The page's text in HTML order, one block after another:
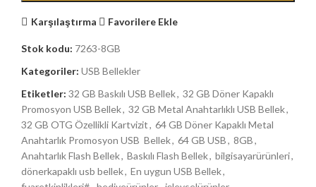
Karşılaştırma Favorilere Ekle
Stok kodu: 7263-8GB
Kategoriler: USB Bellekler
Etiketler: 32 GB Baskılı USB Bellek, 32 GB Döner Kapaklı
Promosyon USB Bellek, 32 GB Metal Anahtarlıklı USB Bellek,
32 GB OTG Özellikli Kartvizit, 64 GB Döner Kapaklı Metal
Anahtarlık Promosyon USB Bellek, 64 GB USB, 8GB,
Anahtarlık Flash Bellek, Baskılı Flash Bellek, bilgisayarürünleri,
dönerkapaklı usb bellek, En uygun USB Bellek,